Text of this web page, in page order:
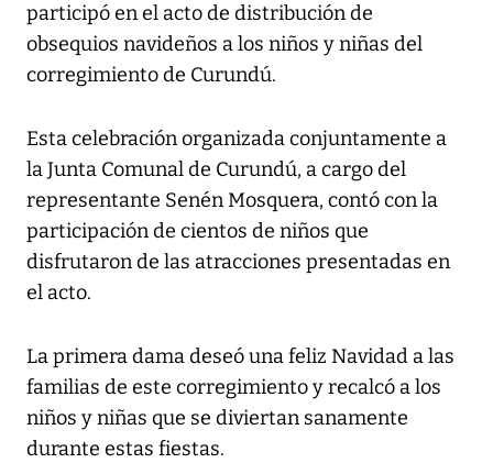
participó en el acto de distribución de
obsequios navideños a los niños y niñas del
corregimiento de Curundú.
Esta celebración organizada conjuntamente a
la Junta Comunal de Curundú, a cargo del
representante Senén Mosquera, contó con la
participación de cientos de niños que
disfrutaron de las atracciones presentadas en
el acto.
La primera dama deseó una feliz Navidad a las
familias de este corregimiento y recalcó a los
niños y niñas que se diviertan sanamente
durante estas fiestas.